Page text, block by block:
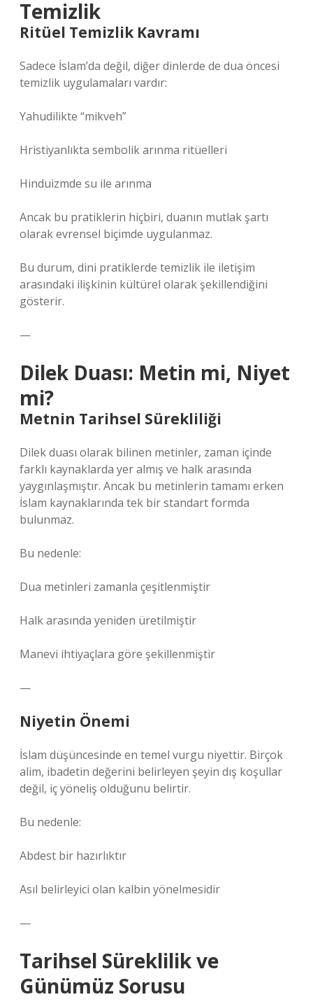
Temizlik
Ritüel Temizlik Kavramı
Sadece İslam’da değil, diğer dinlerde de dua öncesi
temizlik uygulamaları vardır:
Yahudilikte “mikveh”
Hristiyanlıkta sembolik arınma ritüelleri
Hinduizmde su ile arınma
Ancak bu pratiklerin hiçbiri, duanın mutlak şartı
olarak evrensel biçimde uygulanmaz.
Bu durum, dini pratiklerde temizlik ile iletişim
arasındaki ilişkinin kültürel olarak şekillendiğini
gösterir.
—
Dilek Duası: Metin mi, Niyet
mi?
Metnin Tarihsel Sürekliliği
Dilek duası olarak bilinen metinler, zaman içinde
farklı kaynaklarda yer almış ve halk arasında
yaygınlaşmıştır. Ancak bu metinlerin tamamı erken
İslam kaynaklarında tek bir standart formda
bulunmaz.
Bu nedenle:
Dua metinleri zamanla çeşitlenmiştir
Halk arasında yeniden üretilmiştir
Manevi ihtiyaçlara göre şekillenmiştir
—
Niyetin Önemi
İslam düşüncesinde en temel vurgu niyettir. Birçok
alim, ibadetin değerini belirleyen şeyin dış koşullar
değil, iç yöneliş olduğunu belirtir.
Bu nedenle:
Abdest bir hazırlıktır
Asıl belirleyici olan kalbin yönelmesidir
—
Tarihsel Süreklilik ve
Günümüz Sorusu